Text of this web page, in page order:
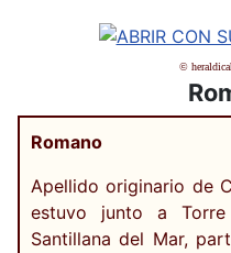
©
Romano
Apellido originario de
estuvo junto a
Santillana del Mar,